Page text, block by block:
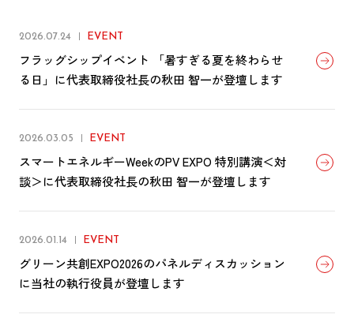
2026.07.24 EVENT
フラッグシップイベント 「暑すぎる夏を終わらせ
る日」に代表取締役社長の秋田 智一が登壇します
2026.03.05 EVENT
スマートエネルギーWeekのPV EXPO 特別講演＜対
談＞に代表取締役社長の秋田 智一が登壇します
2026.01.14 EVENT
グリーン共創EXPO2026のパネルディスカッション
に当社の執行役員が登壇します